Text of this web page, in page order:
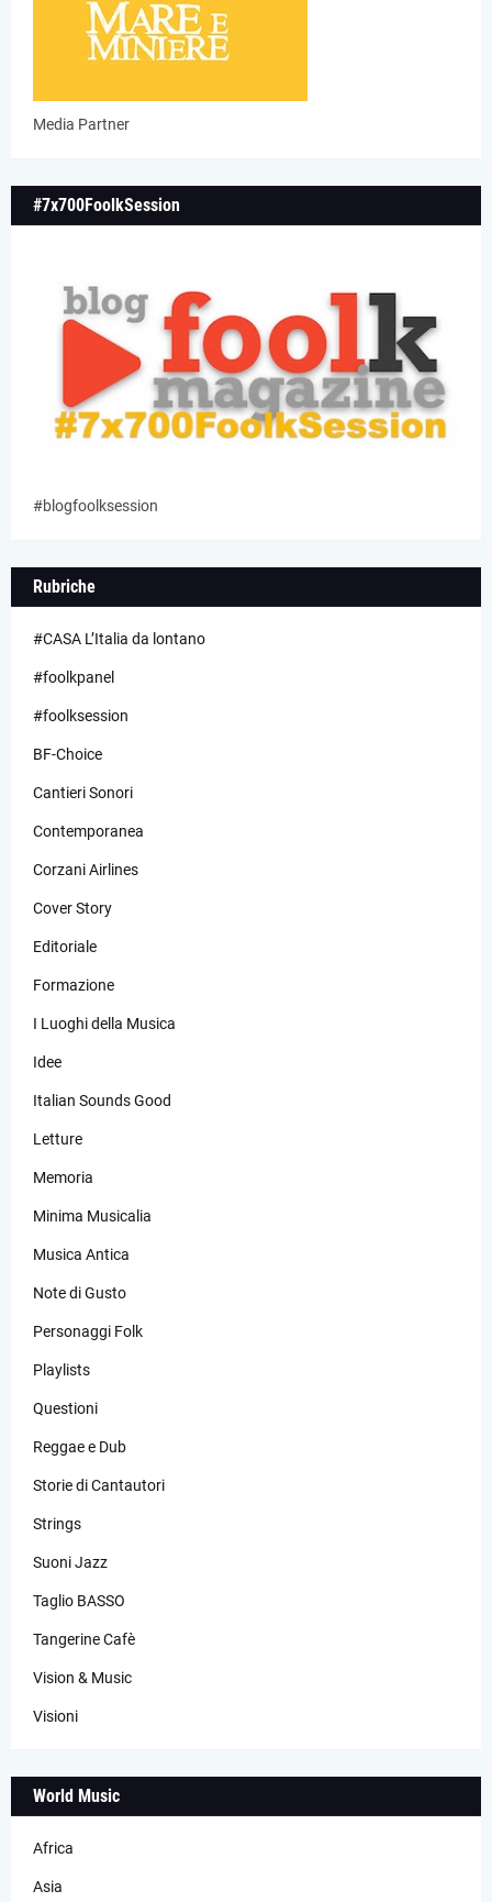
Media Partner
#7x700FoolkSession
#blogfoolksession
Rubriche
#CASA L’Italia da lontano
#foolkpanel
#foolksession
BF-Choice
Cantieri Sonori
Contemporanea
Corzani Airlines
Cover Story
Editoriale
Formazione
I Luoghi della Musica
Idee
Italian Sounds Good
Letture
Memoria
Minima Musicalia
Musica Antica
Note di Gusto
Personaggi Folk
Playlists
Questioni
Reggae e Dub
Storie di Cantautori
Strings
Suoni Jazz
Taglio BASSO
Tangerine Cafè
Vision & Music
Visioni
World Music
Africa
Asia